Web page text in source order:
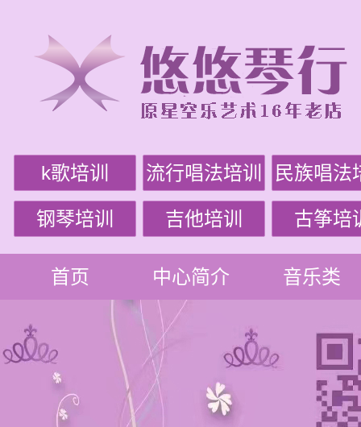
k歌培训 流行唱法培训 民族唱法
钢琴培训 吉他培训 古筝培
首页 中心简介 音乐类